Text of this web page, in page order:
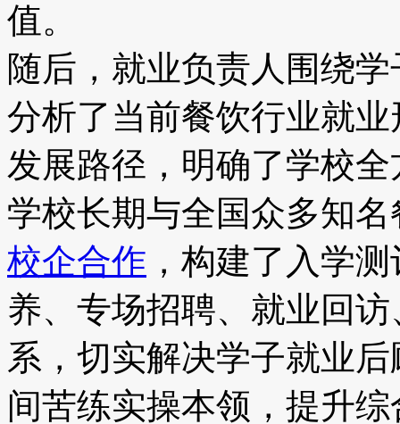
值。
随后，就业负责人围绕
分析了当前餐饮行业就
发展路径，明确了学校
学校长期与全国众多知
校企合作 ，构建了入学
养、专场招聘、就业回
系，切实解决学子就业
间苦练实操本领，提升